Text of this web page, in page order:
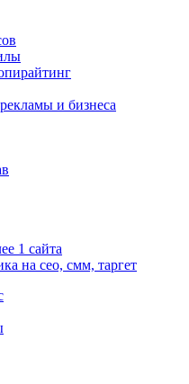
и бизнеса
1 сайта
на сео, смм, таргет